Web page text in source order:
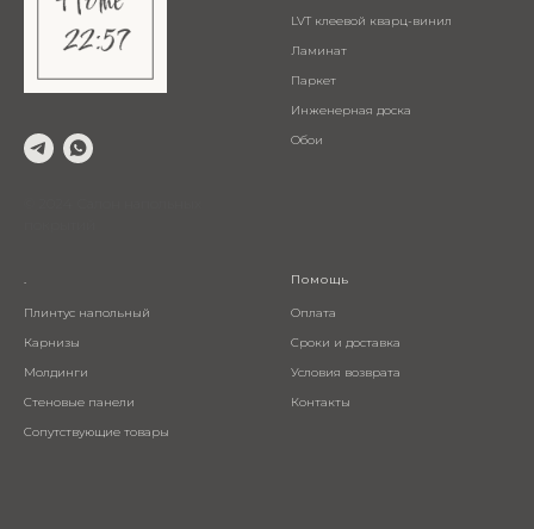
LVT клеевой кварц-винил
Ламинат
Паркет
Инженерная доска
Обои
.
Плинтус напольный
Карнизы
Молдинги
Стеновые панели
Сопутствующие товары
Помощь
Оплата
Сроки и доставка
Условия возврата
Контакты